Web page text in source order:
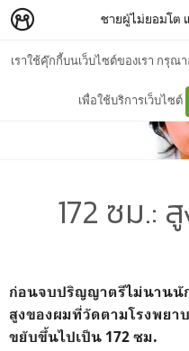
เราใช้คุ๊กกี้บนเว็บไซต์ของเรา กรุณ
เพื่อใช้บริการเว็บไซต์
172 ซม.:
ก่อนจบปริญญาตรีไม่นานนั
สูงของผมที่วัดตามโรงพย
ขยับขึ้นไปเป็น 172 ซม.